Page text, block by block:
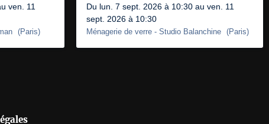
ven. 11
(Paris)
Du lun. 7 sept. 2026 à 10:30 au ven. 11
sept. 2026 à 10:30
Ménagerie de verre - Studio Balanchine (Paris)